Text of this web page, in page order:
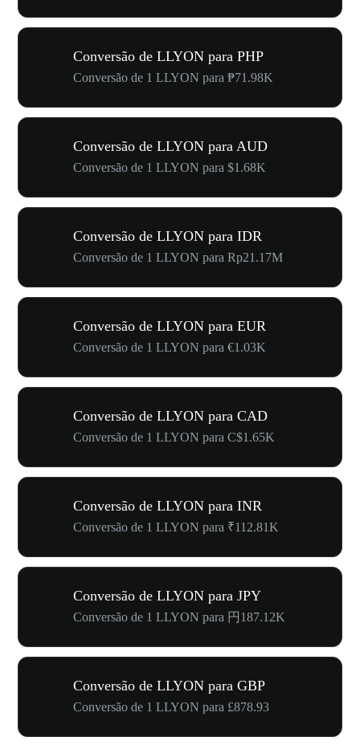
Conversão de LLYON para PHP
Conversão de 1 LLYON para ₱71.98K
Conversão de LLYON para AUD
Conversão de 1 LLYON para $1.68K
Conversão de LLYON para IDR
Conversão de 1 LLYON para Rp21.17M
Conversão de LLYON para EUR
Conversão de 1 LLYON para €1.03K
Conversão de LLYON para CAD
Conversão de 1 LLYON para C$1.65K
Conversão de LLYON para INR
Conversão de 1 LLYON para ₹112.81K
Conversão de LLYON para JPY
Conversão de 1 LLYON para 円187.12K
Conversão de LLYON para GBP
Conversão de 1 LLYON para £878.93